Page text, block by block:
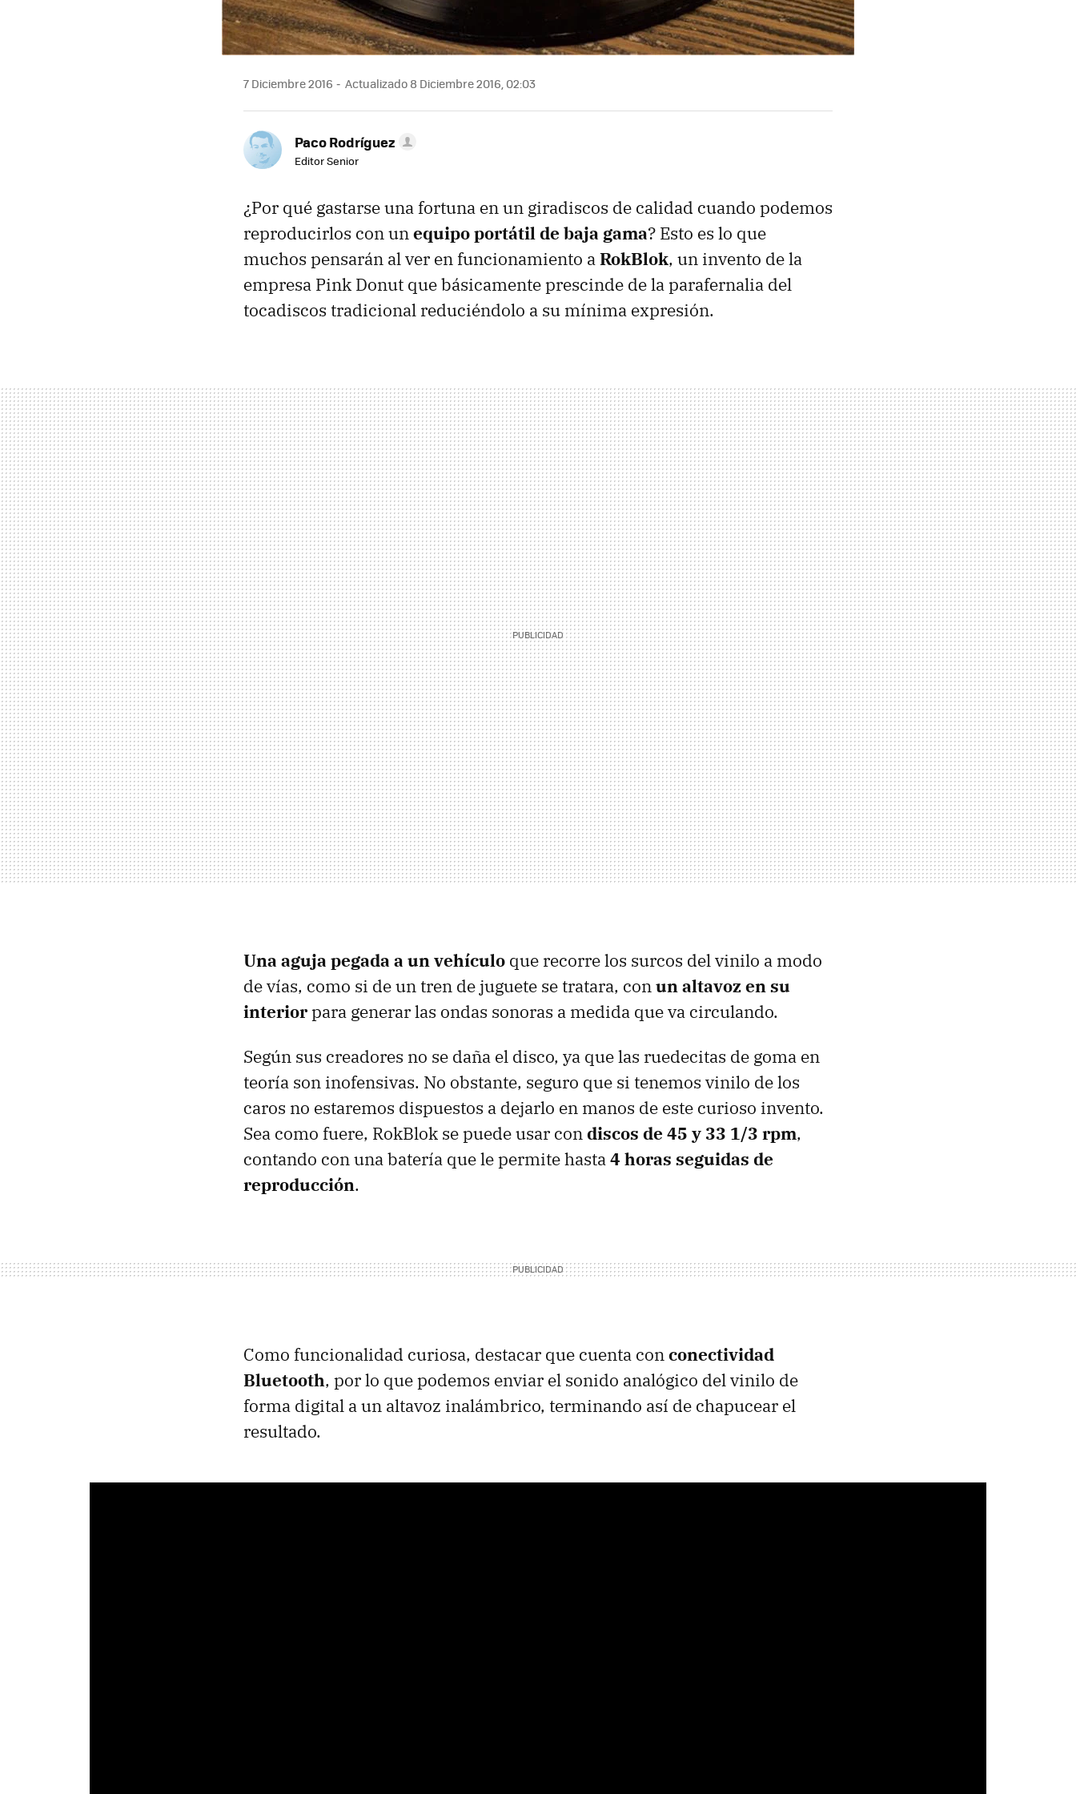
7 Diciembre 2016 Actualizado 8 Diciembre 2016, 02:03
Paco Rodríguez
Editor Senior
¿Por qué gastarse una fortuna en un giradiscos de calidad cuando podemos
reproducirlos con unequipo portátil de baja gama? Esto es lo que
muchos pensarán al ver en funcionamiento aRokBlok, un invento de la
empresa Pink Donut que básicamente prescinde de la parafernalia del
tocadiscos tradicional reduciéndolo a su mínima expresión.
Una aguja pegada a un vehículo que recorre los surcos del vinilo a modo
de vías, como si de un tren de juguete se tratara, conun altavoz en su
interiorpara generar las ondas sonoras a medida que va circulando.
Según sus creadores no se daña el disco, ya que las ruedecitas de goma en
teoría son inofensivas. No obstante, seguro que si tenemos vinilo de los
caros no estaremos dispuestos a dejarlo en manos de este curioso invento.
Sea como fuere, RokBlok se puede usar condiscos de 45 y 33 1/3 rpm,
contando con una batería que le permite hasta4 horas seguidas de
reproducción.
Como funcionalidad curiosa, destacar que cuenta conconectividad
Bluetooth, por lo que podemos enviar el sonido analógico del vinilo de
forma digital a un altavoz inalámbrico, terminando así de chapucear el
resultado.